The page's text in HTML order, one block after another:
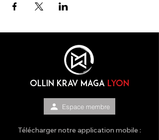
Matériel :
-Protections (protège-dents, gants MMA,
coquille, protège-tibias)
OLLIN KRAV MAGA lyon
Espace membre
Télécharger notre application mobile :